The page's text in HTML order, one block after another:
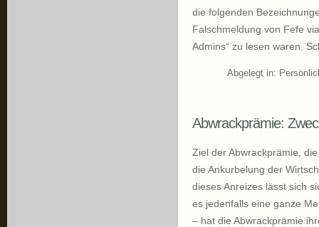
die folgenden
Falschmeldung von Fefe
Admins“ zu lesen waren.
Abgelegt in:
Abwrackprämie:
Ziel der Abwrackprämie,
die Ankurbelung der
dieses Anreizes lässt sich
es jedenfalls eine ganze
– hat die Abwrackprämie